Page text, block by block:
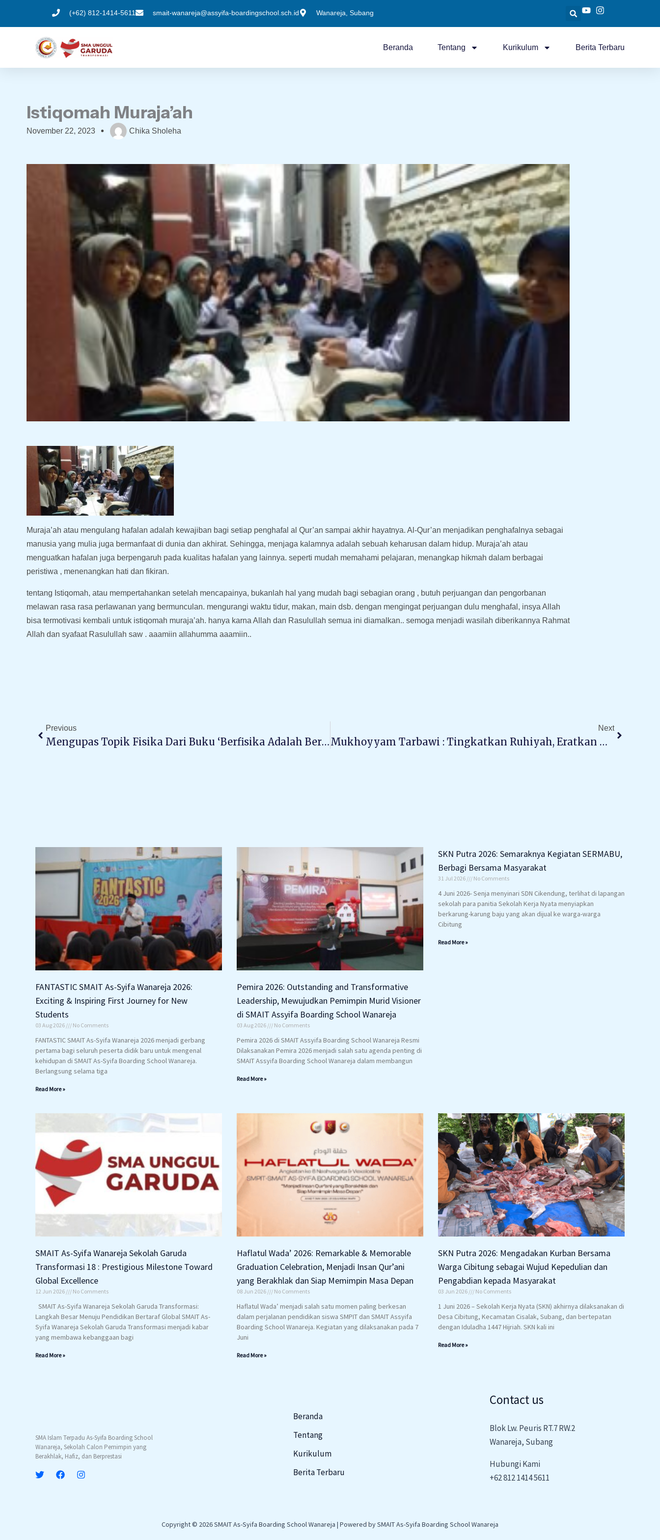
(+62) 812-1414-5611 smait-wanareja@assyifa-boardingschool.sch.id Wanareja, Subang
Beranda Tentang Kurikulum Berita Terbaru
Istiqomah Muraja’ah
November 22, 2023 Chika Sholeha
Muraja’ah atau mengulang hafalan adalah kewajiban bagi setiap penghafal al Qur’an sampai akhir hayatnya. Al-Qur’an menjadikan penghafalnya sebagai
manusia yang mulia juga bermanfaat di dunia dan akhirat. Sehingga, menjaga kalamnya adalah sebuah keharusan dalam hidup. Muraja’ah atau
menguatkan hafalan juga berpengaruh pada kualitas hafalan yang lainnya. seperti mudah memahami pelajaran, menangkap hikmah dalam berbagai
peristiwa , menenangkan hati dan fikiran.
tentang Istiqomah, atau mempertahankan setelah mencapainya, bukanlah hal yang mudah bagi sebagian orang , butuh perjuangan dan pengorbanan
melawan rasa rasa perlawanan yang bermunculan. mengurangi waktu tidur, makan, main dsb. dengan mengingat perjuangan dulu menghafal, insya Allah
bisa termotivasi kembali untuk istiqomah muraja’ah. hanya karna Allah dan Rasulullah semua ini diamalkan.. semoga menjadi wasilah diberikannya Rahmat
Allah dan syafaat Rasulullah saw . aaamiin allahumma aaamiin..
Previous
Mengupas Topik Fisika Dari Buku ‘Berfisika Adalah Berimajinasi’ Dengan Presentasi Seru
Next
Mukhoyyam Tarbawi : Tingkatkan Ruhiyah, Eratkan Ukhuwah, Bangun Generasi Rabbani
FANTASTIC SMAIT As-Syifa Wanareja 2026:
Exciting & Inspiring First Journey for New
Students
03 Aug 2026 No Comments
FANTASTIC SMAIT As-Syifa Wanareja 2026 menjadi gerbang
pertama bagi seluruh peserta didik baru untuk mengenal
kehidupan di SMAIT As-Syifa Boarding School Wanareja.
Berlangsung selama tiga
Read More »
Pemira 2026: Outstanding and Transformative
Leadership, Mewujudkan Pemimpin Murid Visioner
di SMAIT Assyifa Boarding School Wanareja
03 Aug 2026 No Comments
Pemira 2026 di SMAIT Assyifa Boarding School Wanareja Resmi
Dilaksanakan Pemira 2026 menjadi salah satu agenda penting di
SMAIT Assyifa Boarding School Wanareja dalam membangun
Read More »
SKN Putra 2026: Semaraknya Kegiatan SERMABU,
Berbagi Bersama Masyarakat
31 Jul 2026 No Comments
4 Juni 2026- Senja menyinari SDN Cikendung, terlihat di lapangan
sekolah para panitia Sekolah Kerja Nyata menyiapkan
berkarung-karung baju yang akan dijual ke warga-warga
Cibitung
Read More »
SMAIT As-Syifa Wanareja Sekolah Garuda
Transformasi 18 : Prestigious Milestone Toward
Global Excellence
12 Jun 2026 No Comments
SMAIT As-Syifa Wanareja Sekolah Garuda Transformasi:
Langkah Besar Menuju Pendidikan Bertaraf Global SMAIT As-
Syifa Wanareja Sekolah Garuda Transformasi menjadi kabar
yang membawa kebanggaan bagi
Read More »
Haflatul Wada’ 2026: Remarkable & Memorable
Graduation Celebration, Menjadi Insan Qur’ani
yang Berakhlak dan Siap Memimpin Masa Depan
08 Jun 2026 No Comments
Haflatul Wada’ menjadi salah satu momen paling berkesan
dalam perjalanan pendidikan siswa SMPIT dan SMAIT Assyifa
Boarding School Wanareja. Kegiatan yang dilaksanakan pada 7
Juni
Read More »
SKN Putra 2026: Mengadakan Kurban Bersama
Warga Cibitung sebagai Wujud Kepedulian dan
Pengabdian kepada Masyarakat
03 Jun 2026 No Comments
1 Juni 2026 – Sekolah Kerja Nyata (SKN) akhirnya dilaksanakan di
Desa Cibitung, Kecamatan Cisalak, Subang, dan bertepatan
dengan Iduladha 1447 Hijriah. SKN kali ini
Read More »
SMA Islam Terpadu As-Syifa Boarding School
Wanareja, Sekolah Calon Pemimpin yang
Berakhlak, Hafiz, dan Berprestasi
Beranda
Tentang
Kurikulum
Berita Terbaru
Contact us
Blok Lw. Peuris RT.7 RW.2
Wanareja, Subang
Hubungi Kami
+62 812 1414 5611
Copyright © 2026 SMAIT As-Syifa Boarding School Wanareja | Powered by SMAIT As-Syifa Boarding School Wanareja